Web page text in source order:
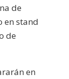
de
en stand
de
en